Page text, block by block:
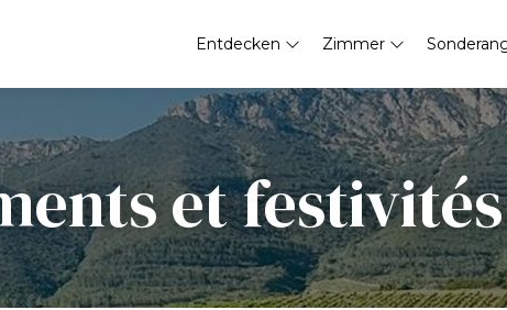
Entdecken Zimmer
et festivités